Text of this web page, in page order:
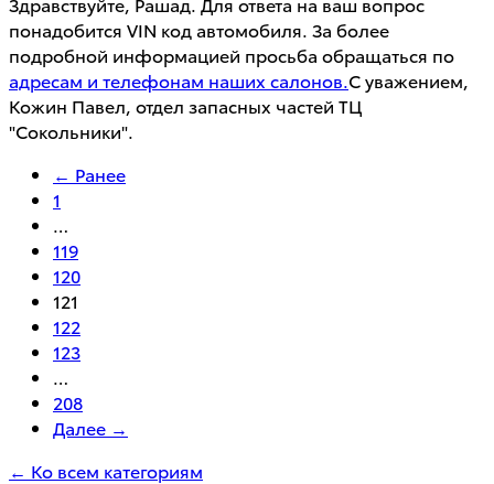
понадобится VIN код автомобиля. За более
подробной информацией просьба обращаться по
адресам и телефонам наших салонов.С уважением,
Кожин Павел, отдел запасных частей ТЦ
"Сокольники".
← Ранее
1
…
119
120
121
122
123
…
208
Далее →
← Ко всем категориям